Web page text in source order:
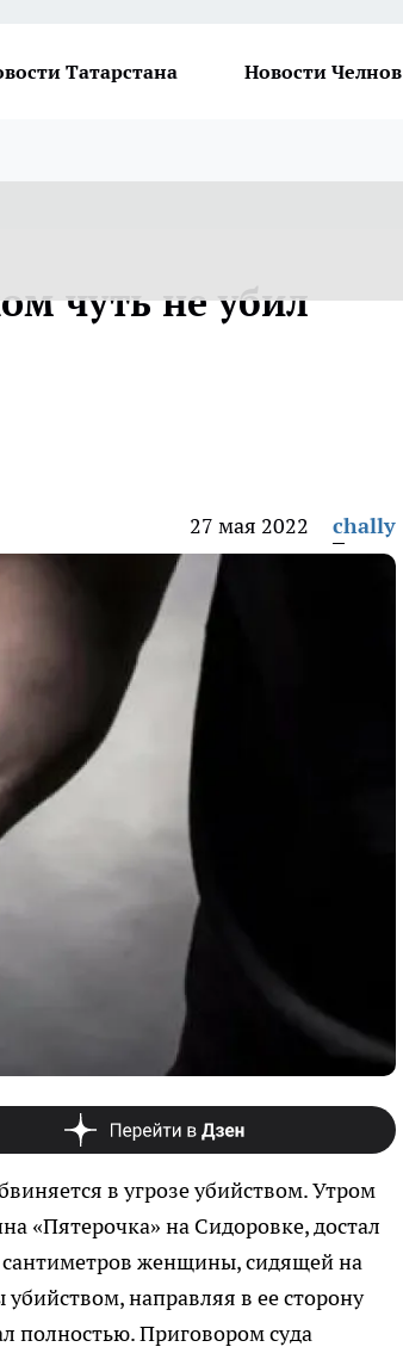
Татарстана Новости Челнов
чуть не убил
27 мая 2022 chally
в угрозе убийством. Утром
«Пятерочка» на Сидоровке, достал
сантиметров женщины, сидящей на
убийством, направляя в ее сторону
полностью. Приговором суда